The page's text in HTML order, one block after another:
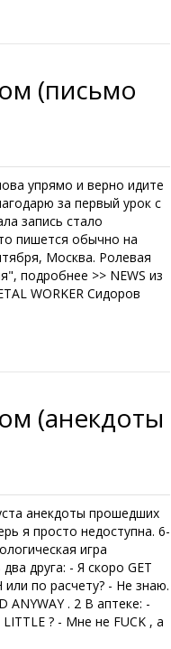
(письмо
упрямо и верно идите
за первый урок с
запись стало
пишется обычно на
Москва. Ролевая
подробнее >> NEWS из
WORKER Сидоров
(анекдоты
анекдоты прошедших
я просто недоступна. 6-
игра
друга: - Я скоро GET
или по расчету? - Не знаю.
ANYWAY . 2 В аптеке: -
? - Мне не FUCK , а